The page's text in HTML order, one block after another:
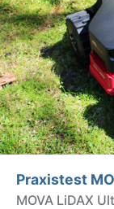
Praxistest
MOVA LiDAX